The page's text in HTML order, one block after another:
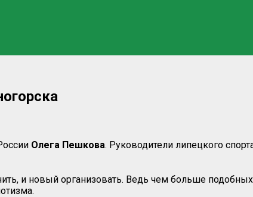
Олега Пешкова. Руководители липецкого
и новый организовать. Ведь чем больше